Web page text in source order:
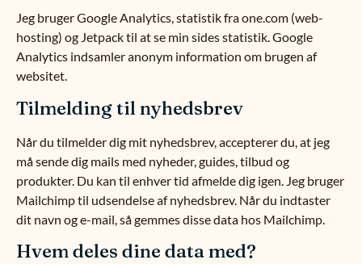
Jeg bruger Google Analytics, statistik fra one.com (web-
hosting) og Jetpack til at se min sides statistik. Google
Analytics indsamler anonym information om brugen af
websitet.
Tilmelding til nyhedsbrev
Når du tilmelder dig mit nyhedsbrev, accepterer du, at jeg
må sende dig mails med nyheder, guides, tilbud og
produkter. Du kan til enhver tid afmelde dig igen. Jeg bruger
Mailchimp til udsendelse af nyhedsbrev. Når du indtaster
dit navn og e-mail, så gemmes disse data hos Mailchimp.
Hvem deles dine data med?